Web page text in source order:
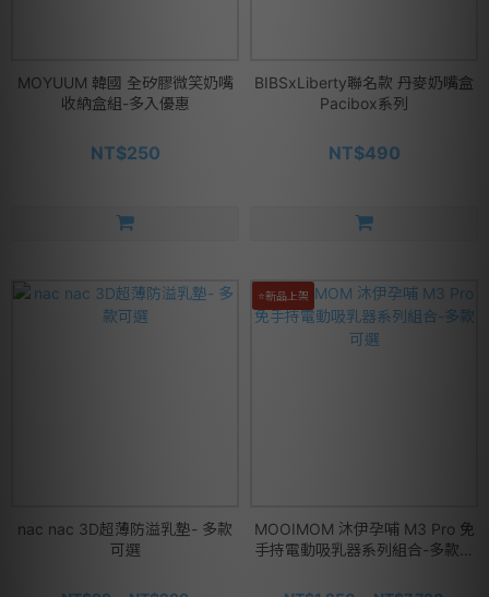
MOYUUM 韓國 全矽膠微笑奶嘴
收納盒組-多入優惠
NT$250
BIBSxLiberty聯名款 丹麥奶嘴盒
Pacibox系列
NT$490
nac nac 3D超薄防溢乳墊- 多款
可選
⭐新品上架
MOOIMOM 沐伊孕哺 M3 Pro 免
手持電動吸乳器系列組合-多款可